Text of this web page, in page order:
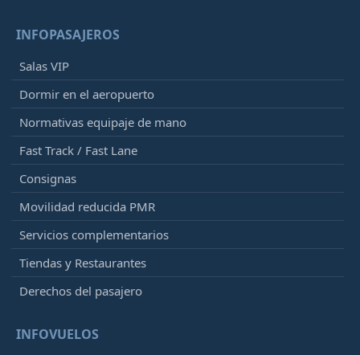
INFOPASAJEROS
Salas VIP
Dormir en el aeropuerto
Normativas equipaje de mano
Fast Track / Fast Lane
Consignas
Movilidad reducida PMR
Servicios complementarios
Tiendas y Restaurantes
Derechos del pasajero
INFOVUELOS